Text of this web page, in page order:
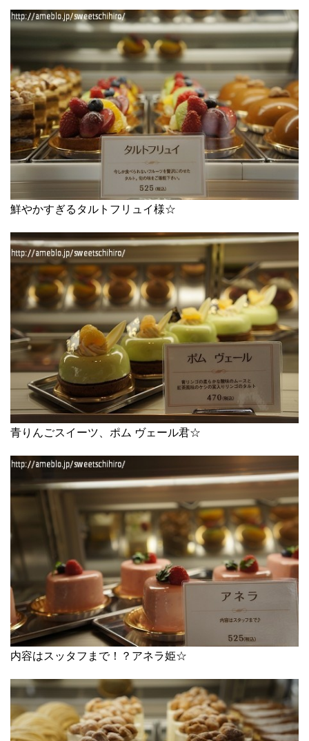
鮮やかすぎるタルトフリュイ様☆
青りんごスイーツ、ポム ヴェール君☆
内容はスッタフまで！？アネラ姫☆